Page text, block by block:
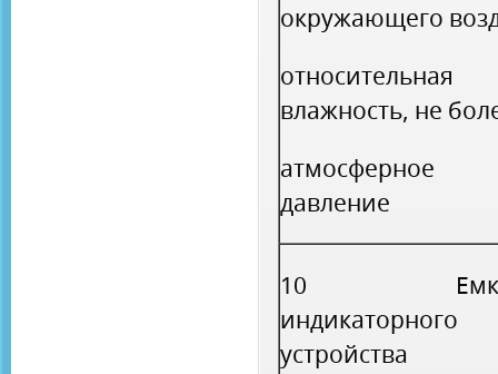
окружающего
относительная
влажность, не
атмосферное
давление
10
индикаторного
устройства